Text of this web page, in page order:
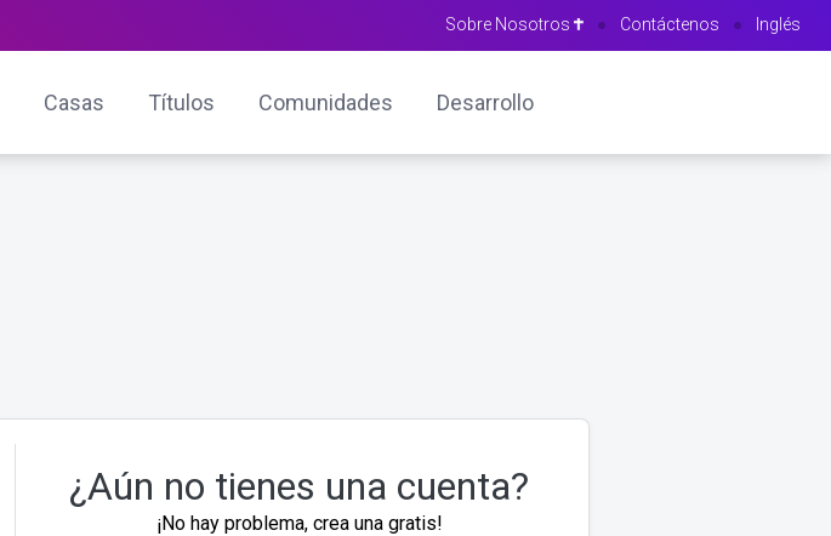
Sobre Nosotros ● Contáctenos ● Inglés
Casas Títulos Comunidades Desarrollo
¿Aún no tienes una cuenta?
¡No hay problema, crea una gratis!